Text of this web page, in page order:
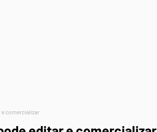
e comercializar